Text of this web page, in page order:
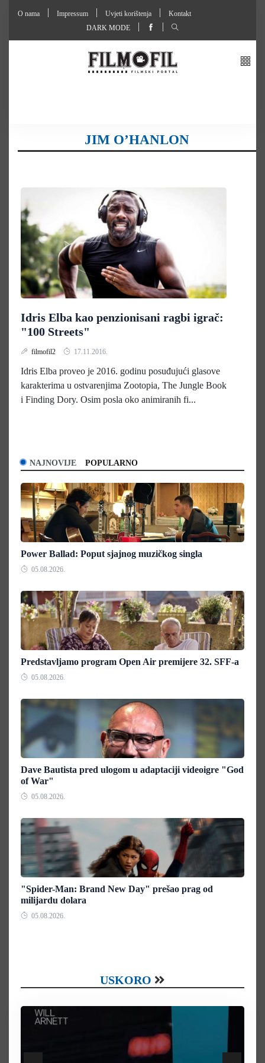
O nama Impressum Uvjeti korištenja
Kontakt
DARK MODE
JIM O’HANLON
Idris Elba kao penzionisani ragbi igrač:
"100 Streets"
filmofil2 17.11.2016.
Idris Elba proveo je 2016. godinu posuđujući glasove
karakterima u ostvarenjima Zootopia, The Jungle Book
i Finding Dory. Osim posla oko animiranih fi...
NAJNOVIJE POPULARNO
Power Ballad: Poput sjajnog muzičkog singla
05.08.2026.
Predstavljamo program Open Air premijere 32. SFF-a
05.08.2026.
Dave Bautista pred ulogom u adaptaciji videoigre "God
of War"
05.08.2026.
"Spider-Man: Brand New Day" prešao prag od
milijardu dolara
05.08.2026.
USKORO